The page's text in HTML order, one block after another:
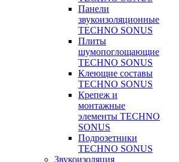
Панели
звукоизоляционные
TECHNO SONUS
Плиты
шумопоглощающие
TECHNO SONUS
Клеющие составы
TECHNO SONUS
Крепеж и
монтажные
элементы TECHNO
SONUS
Подрозетники
TECHNO SONUS
Звукоизоляция